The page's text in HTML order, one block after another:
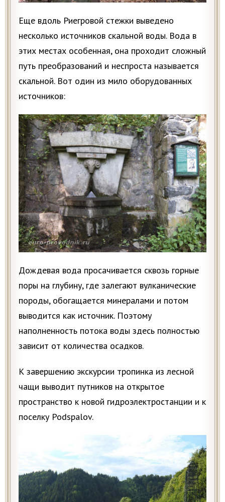
Еще вдоль Риегровой стежки выведено
несколько источников скальной воды. Вода в
этих местах особенная, она проходит сложный
путь преобразований и неспроста называется
скальной. Вот один из мило оборудованных
источников:
Дождевая вода просачивается сквозь горные
поры на глубину, где залегают вулканические
породы, обогащается минералами и потом
выводится как источник. Поэтому
наполненность потока воды здесь полностью
зависит от количества осадков.
К завершению экскурсии тропинка из лесной
чащи выводит путников на открытое
пространство к новой гидроэлектростанции и к
поселку Podspalov.